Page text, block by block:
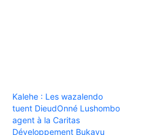
Kalehe : Les wazalendo
tuent DieudOnné Lushombo
agent à la Caritas
Développement Bukavu